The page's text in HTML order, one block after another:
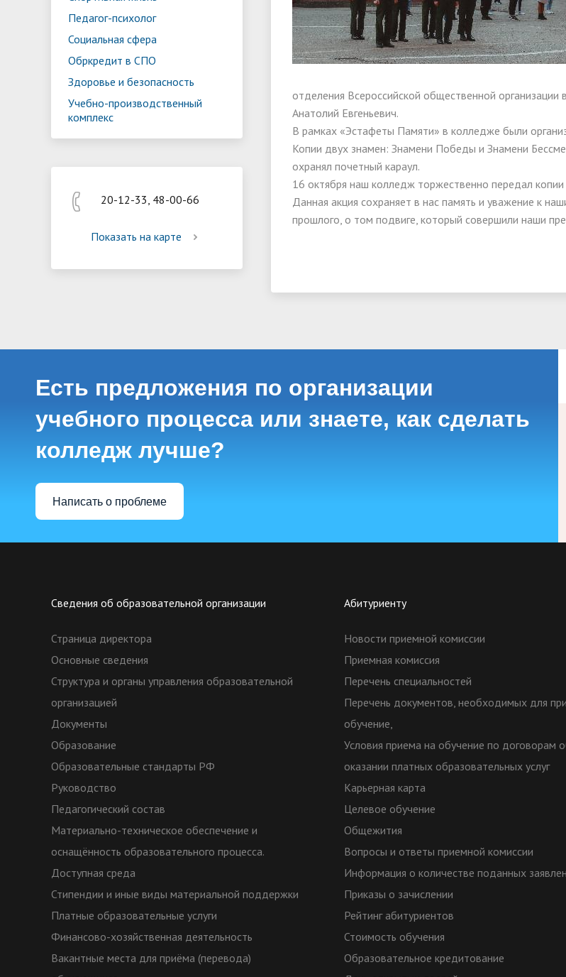
Реализация мероприятий
"Цифровая образовательная среда
Программа цифровизации общего
образования
Педагог-психолог
Социальная сфера
Обркредит в СПО
Здоровье и безопасность
Учебно-производственный
комплекс
20-12-33, 48-00-66
Показать на карте
отделения Всероссийской общественной
Анатолий Евгеньевич.
В рамках «Эстафеты Памяти» в колледже были
Копии двух знамен: Знамени Победы и Знамени
охранял почетный караул.
16 октября наш колледж торжественно передал
Данная акция сохраняет в нас память и уважение к
прошлого, о том подвиге, который совершили наши
Есть предложения по организации
учебного процесса или знаете, как сделать
колледж лучше?
Написать о проблеме
Сведения об образовательной организации
Страница директора
Основные сведения
Структура и органы управления образовательной
организацией
Документы
Образование
Образовательные стандарты РФ
Руководство
Педагогический состав
Материально-техническое обеспечение и
оснащённость образовательного процесса.
Доступная среда
Стипендии и иные виды материальной поддержки
Платные образовательные услуги
Финансово-хозяйственная деятельность
Вакантные места для приёма (перевода)
Абитуриенту
Новости приемной комиссии
Приемная комиссия
Перечень специальностей
Перечень документов, необходимых для
обучение,
Условия приема на обучение по договорам
оказании платных образовательных услуг
Карьерная карта
Целевое обучение
Общежития
Вопросы и ответы приемной комиссии
Информация о количестве поданных
Приказы о зачислении
Рейтинг абитуриентов
Стоимость обучения
Образовательное кредитование